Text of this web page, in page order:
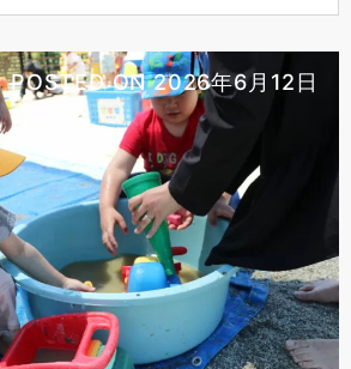
POSTED ON2026年6月12日